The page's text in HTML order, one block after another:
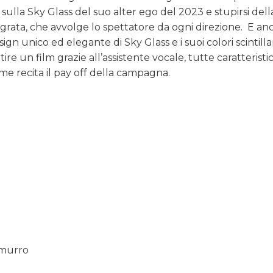
Sky Glass del suo alter ego del 2023 e stupirsi
che avvolge lo spettatore da ogni direzione. E
unico ed elegante di Sky Glass e i suoi colori
un film grazie all’assistente vocale, tutte
recita il pay off della campagna.